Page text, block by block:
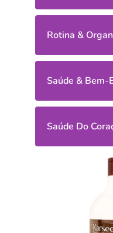
Rotina &
Saúde & Bem-
Saúde Do